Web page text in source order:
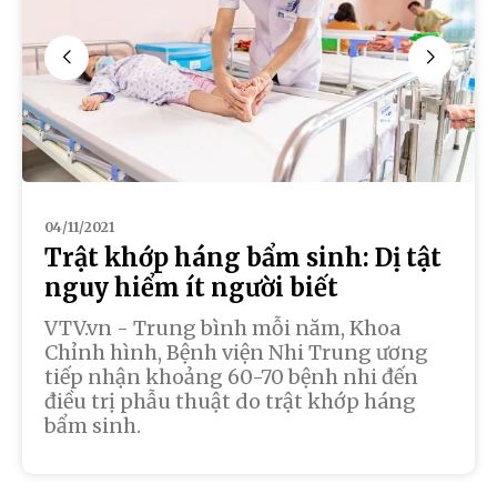
04/11/2021
Trật khớp háng bẩm sinh: Dị tật
nguy hiểm ít người biết
VTV.vn - Trung bình mỗi năm, Khoa
Chỉnh hình, Bệnh viện Nhi Trung ương
tiếp nhận khoảng 60-70 bệnh nhi đến
điều trị phẫu thuật do trật khớp háng
bẩm sinh.